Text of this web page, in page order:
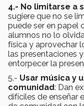
4.- No limitarse a
sugiere que no se
puede ser en papel
alumnos no lo
física y aprovechar
las presentaciones
entorpecer la
5.- Usar música y
comunidad: Dan
difíciles de enseñar